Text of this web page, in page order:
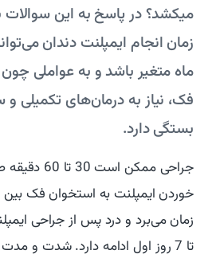
میکشد؟ در پاسخ به این
زمان انجام ایمپلنت دندان
ماه متغیر باشد و به عواملی
فک، نیاز به درمان‌های تکمیلی
بستگی دارد.
جراحی ممکن
تا 7 روز اول ادامه دارد. شدت و